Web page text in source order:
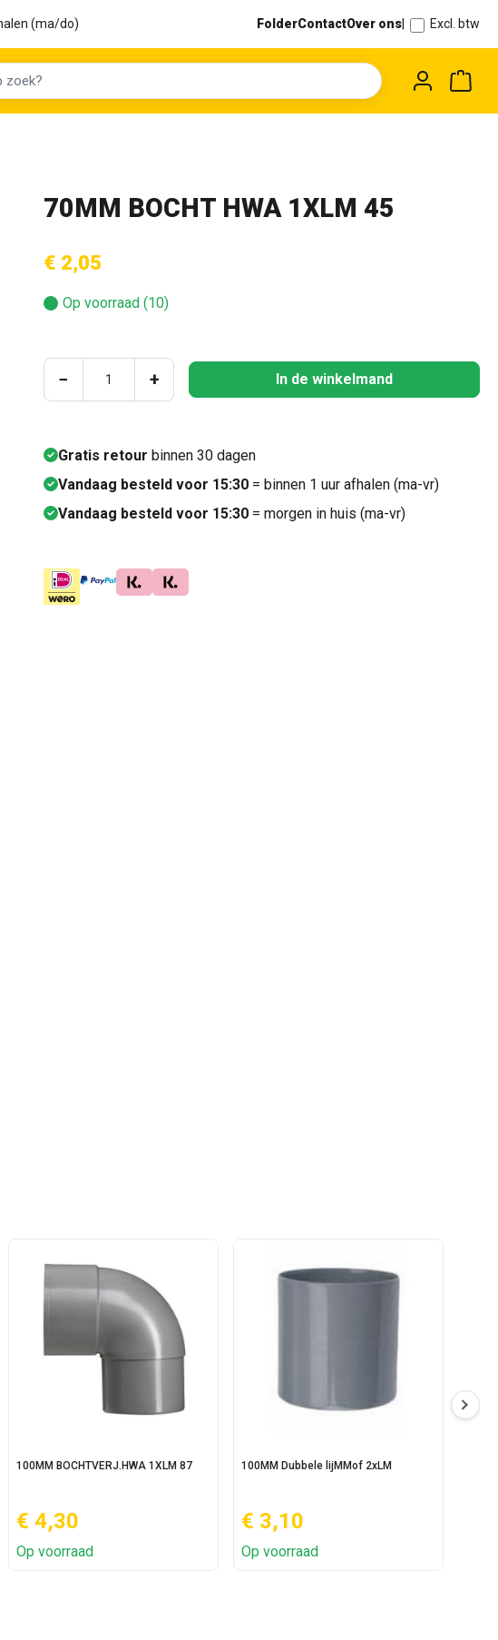
(ma/do) FolderContactOver ons Excl. btw
70MM BOCHT HWA 1XLM 45
€ 2,05
Op voorraad (10)
Producthoeveelheid: Voer de gewenste
− + In de winkelmand
Gratis retour binnen 30 dagen
Vandaag besteld voor 15:30= binnen 1 uur afhalen (ma-vr)
Vandaag besteld voor 15:30= morgen in huis (ma-vr)
100MM BOCHTVERJ.HWA 1XLM 87
€ 4,30
Op voorraad
100MM Dubbele lijMMof 2xLM
€ 3,10
Op voorraad